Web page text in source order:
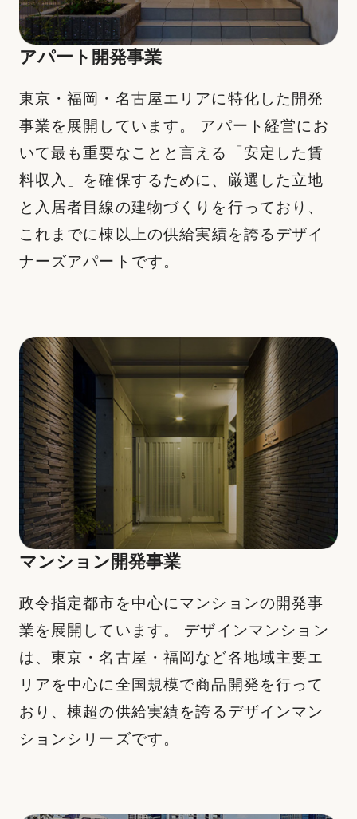
アパート開発事業
東京・福岡・名古屋エリアに特化した開発
事業を展開しています。 アパート経営にお
いて最も重要なことと言える「安定した賃
料収入」を確保するために、厳選した立地
と入居者目線の建物づくりを行っており、
これまでに棟以上の供給実績を誇るデザイ
ナーズアパートです。
マンション開発事業
政令指定都市を中心にマンションの開発事
業を展開しています。 デザインマンション
は、東京・名古屋・福岡など各地域主要エ
リアを中心に全国規模で商品開発を行って
おり、棟超の供給実績を誇るデザインマン
ションシリーズです。